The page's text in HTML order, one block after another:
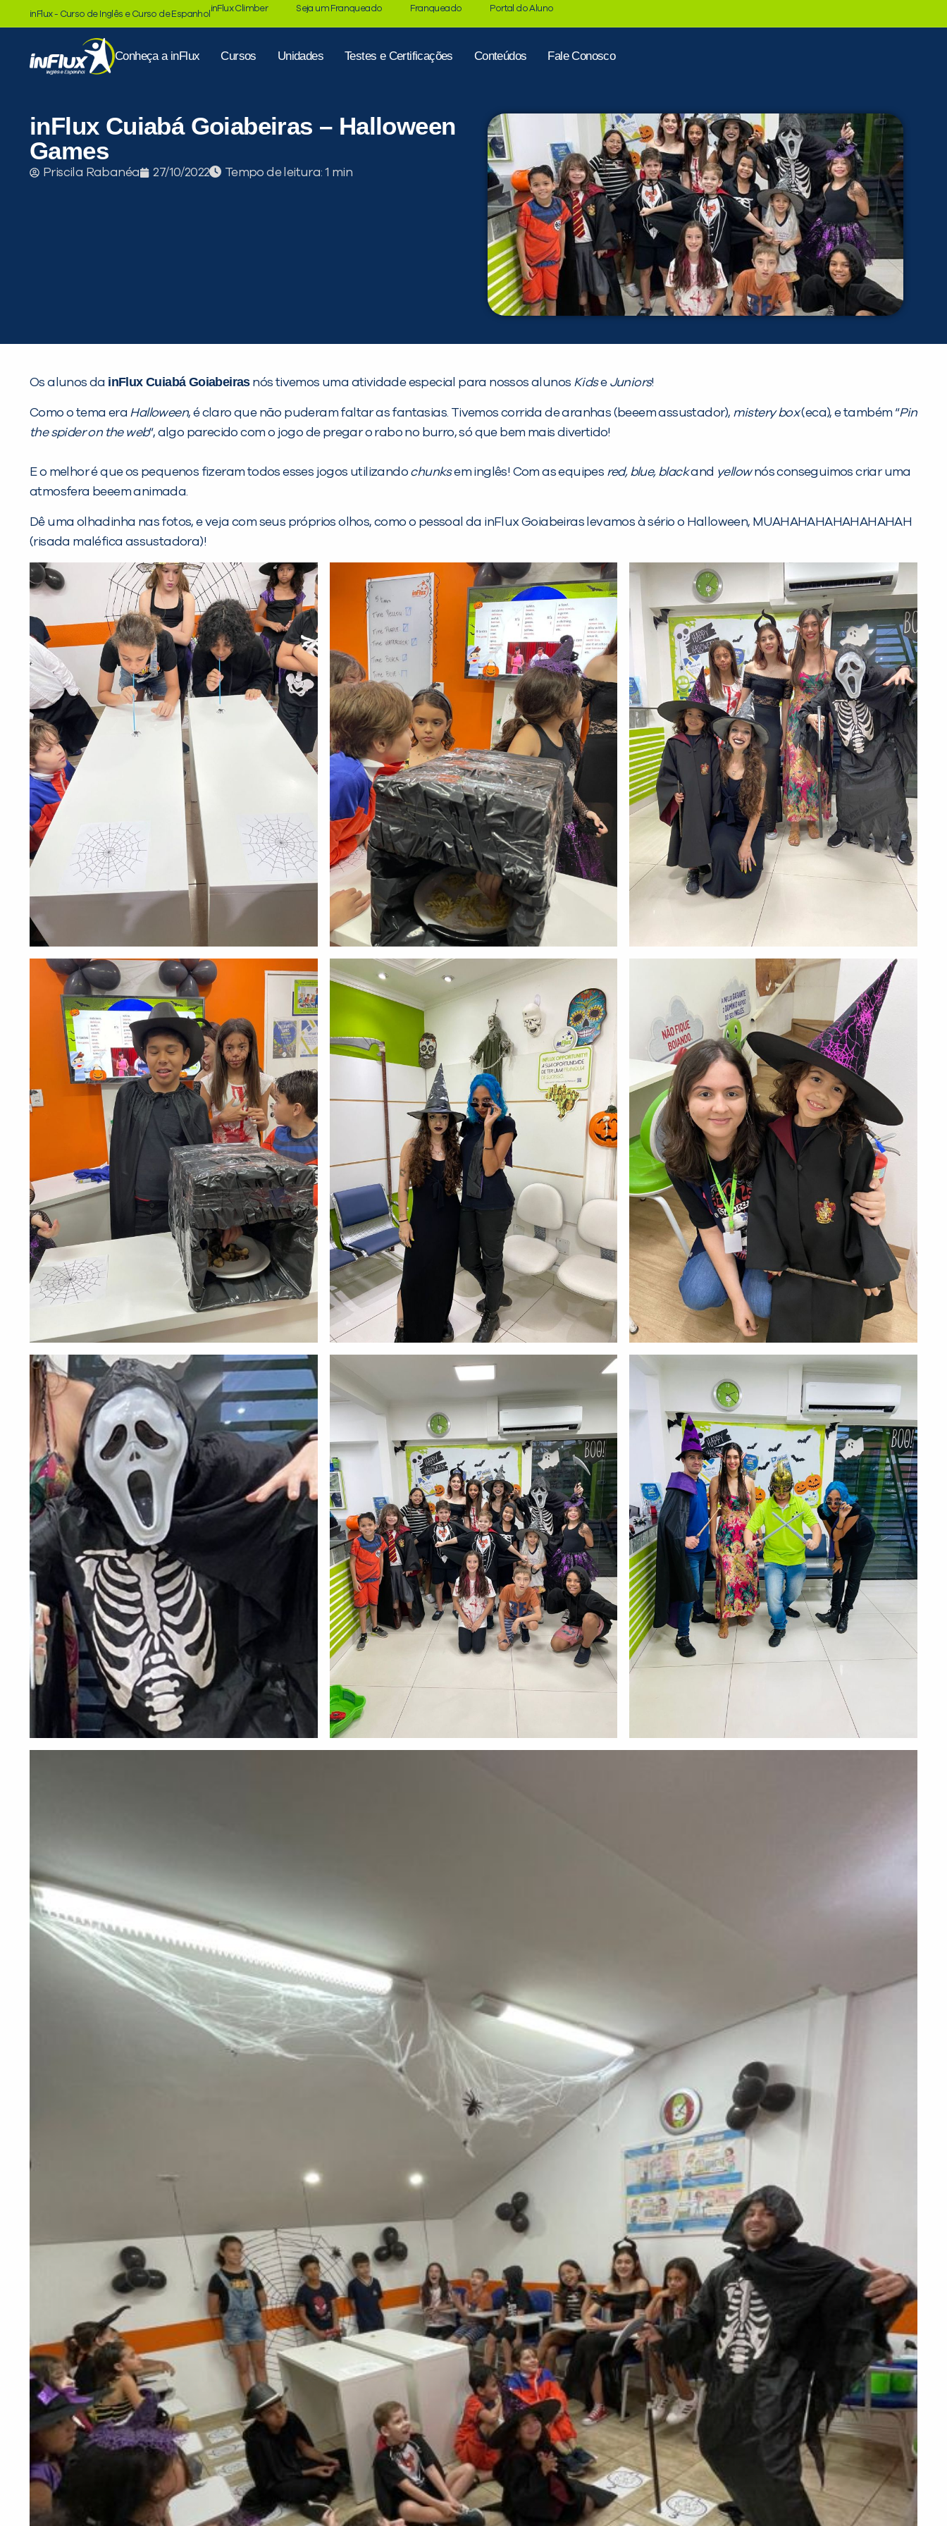
inFlux - Curso de Inglês e Curso de Espanhol
inFlux Climber Seja um Franqueado Franqueado Portal do Aluno
Conheça a inFlux Cursos Unidades Testes e Certificações Conteúdos Fale Conosco
inFlux Cuiabá Goiabeiras – Halloween
Games
Priscila Rabanéa 27/10/2022 Tempo de leitura:
Os alunos da inFlux Cuiabá Goiabeirasnós tivemos uma atividade especial para nossos alunos Kidse Juniors!
Como o tema era Halloween, é claro que não puderam faltar as fantasias. Tivemos corrida de aranhas (beeem assustador), mistery box(eca), e também “Pin
the spider on the web“, algo parecido com o jogo de pregar o rabo no burro, só que bem mais divertido!
E o melhor é que os pequenos fizeram todos esses jogos utilizando chunksem inglês! Com as equipes red, blue, blackand yellownós conseguimos criar uma
atmosfera beeem animada.
Dê uma olhadinha nas fotos, e veja com seus próprios olhos, como o pessoal da inFlux Goiabeiras levamos à sério o Halloween, MUAHAHAHAHAHAHAHAH
(risada maléfica assustadora)!
PEÇA UMA DEMONSTRAÇÃO DE MÉTODO